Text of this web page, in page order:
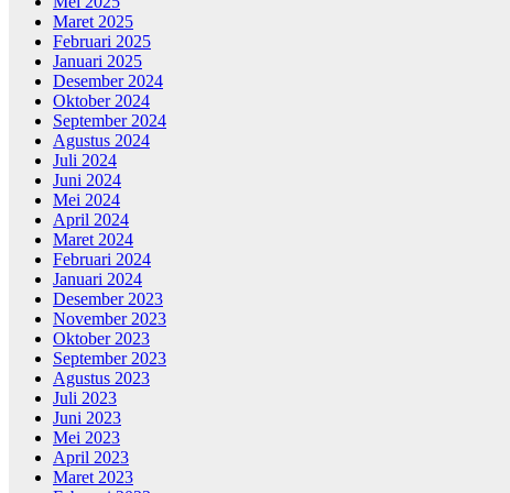
Maret 2025
Februari 2025
Januari 2025
Desember 2024
Oktober 2024
September 2024
Agustus 2024
Juli 2024
Juni 2024
Mei 2024
April 2024
Maret 2024
Februari 2024
Januari 2024
Desember 2023
November 2023
Oktober 2023
September 2023
Agustus 2023
Juli 2023
Juni 2023
Mei 2023
April 2023
Maret 2023